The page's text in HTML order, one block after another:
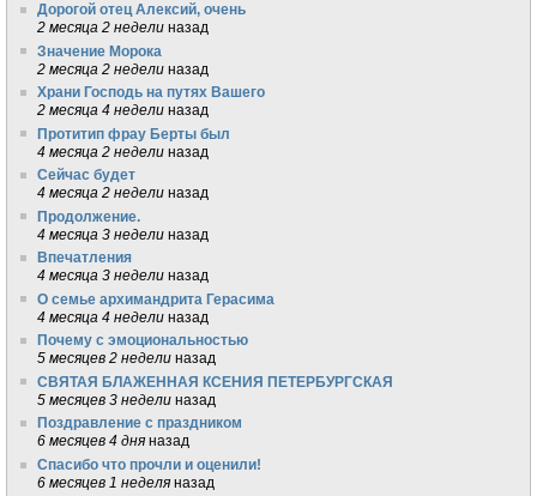
Дорогой отец Алексий, очень
2 месяца 2 недели назад
Значение Морока
2 месяца 2 недели назад
Храни Господь на путях Вашего
2 месяца 4 недели назад
Протитип фрау Берты был
4 месяца 2 недели назад
Сейчас будет
4 месяца 2 недели назад
Продолжение.
4 месяца 3 недели назад
Впечатления
4 месяца 3 недели назад
О семье архимандрита Герасима
4 месяца 4 недели назад
Почему с эмоциональностью
5 месяцев 2 недели назад
СВЯТАЯ БЛАЖЕННАЯ КСЕНИЯ ПЕТЕРБУРГСКАЯ
5 месяцев 3 недели назад
Поздравление с праздником
6 месяцев 4 дня назад
Спасибо что прочли и оценили!
6 месяцев 1 неделя назад